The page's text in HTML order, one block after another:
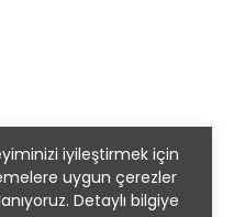
iyileştirmek için
uygun çerezler
Detaylı bilgiye